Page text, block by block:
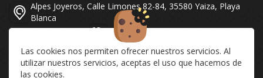
Las cookies nos permiten ofrecer nuestros servicios. Al
utilizar nuestros servicios, aceptas el uso que hacemos de
las cookies.
Alpes Joyeros, Calle Limones 82-84, 35580 Yaiza, Playa
Blanca
0034 928 519 616
sales@alpesjoyeros.com